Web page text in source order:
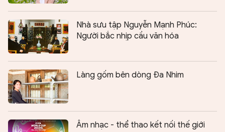
Nhà sưu tập Nguyễn Mạnh Phúc:
Người bắc nhịp cầu văn hóa
Làng gốm bên dòng Đa Nhim
Âm nhạc - thể thao kết nối thế giới